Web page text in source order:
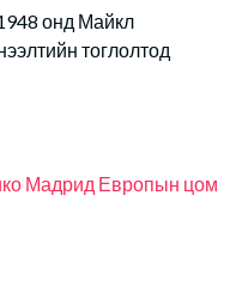
онд Майкл
тоглолтод
Мадрид Европын цом